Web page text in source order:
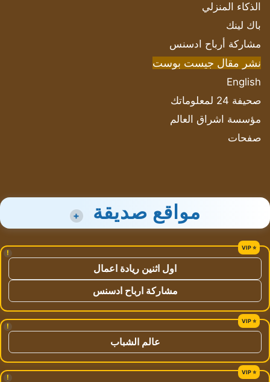
الذكاء المنزلي
باك لينك
مشاركة أرباح ادسنس
نشر مقال جيست بوست
English
صحيفة 24 لمعلوماتك
مؤسسة اشراق العالم
صفحات
مواقع صديقة +
!
اول اثنين ريادة اعمال
مشاركة ارباح ادسنس
!
عالم الشباب
!